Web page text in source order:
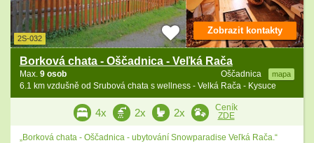
2S-032
Borková chata - Oščadnica - Veľká Rača
Oščadnica mapa
Max. 9 osob
6.1 km vzdušně od Srubová chata s wellness - Velká Rača - Kysuce
Zobrazit kontakty
4x 2x 2x
Ceník
ZDE
„Borková chata - Oščadnica - ubytování Snowparadise Veľká Rača.“